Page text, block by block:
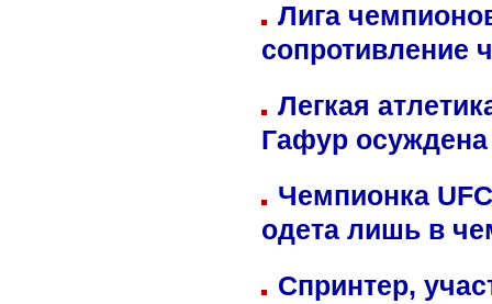
Лига
сопротивление
Легкая
Гафур осуждена
Чемпионка
одета лишь в
Спринтер,